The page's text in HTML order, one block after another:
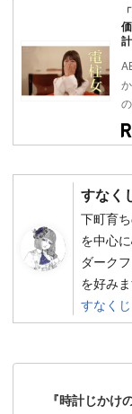
すなく
下町育
を中心
ダーク
を好みま
すなく
『時計じかけ